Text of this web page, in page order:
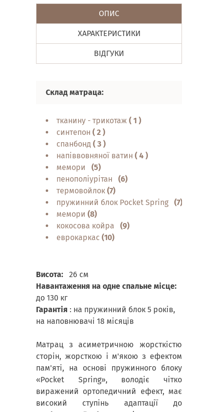
ОПИС
ХАРАКТЕРИСТИКИ
ВІДГУКИ
Склад матраца:
тканину - трикотаж ( 1 )
синтепон ( 2 )
спанбонд ( 3 )
напіввовняної ватин ( 4 )
мемори (5)
пенополіурітан (6)
термовойлок (7)
пружинний блок Pocket Spring (7)
мемори (8)
кокосова койра (9)
еврокаркас (10)
Висота:
26 см
Навантаження на одне спальне місце:
до 130 кг
Гарантія : на пружинний блок 5 років,
на наповнювачі 18 місяців
Матрац з асиметричною жорсткістю
сторін, жорсткою і м'якою з ефектом
пам'яті, на основі пружинного блоку
«Pocket Spring», володіє чітко
виражений ортопедичний ефект, має
високий ступінь адаптації до